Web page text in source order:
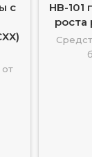
с
HB-101
роста